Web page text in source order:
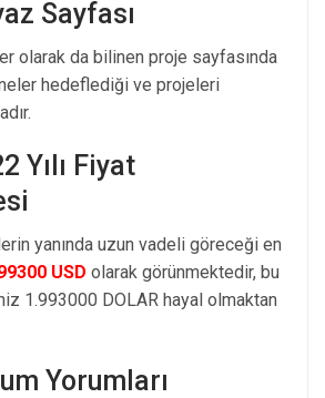
Sayfası
olarak da bilinen proje sayfasında
neler hedeflediği ve projeleri
Yılı Fiyat
yanında uzun vadeli göreceği en
USD olarak görünmektedir, bu
1.993000 DOLAR hayal olmaktan
Yorumları